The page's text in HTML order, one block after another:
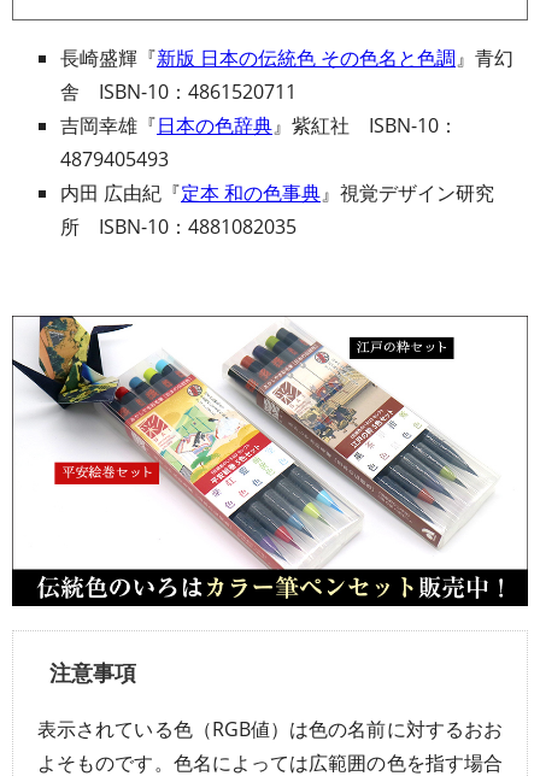
長崎盛輝『新版 日本の伝統色 その色名と色調』青幻
舎 ISBN-10：4861520711
吉岡幸雄『日本の色辞典』紫紅社 ISBN-10：
4879405493
内田 広由紀『定本 和の色事典』視覚デザイン研究
所 ISBN-10：4881082035
注意事項
表示されている色（RGB値）は色の名前に対するおお
よそものです。色名によっては広範囲の色を指す場合